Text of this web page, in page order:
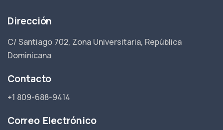
Dirección
C/ Santiago 702, Zona Universitaria, República
Dominicana
Contacto
+1 809-688-9414
Correo Electrónico